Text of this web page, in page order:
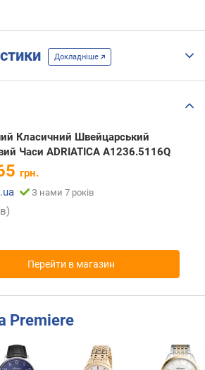
Докладніше
Класичний Швейцарський
Часи ADRIATICA A1236.5116Q
грн.
З нами 7 років
Перейти в магазин
Premiere